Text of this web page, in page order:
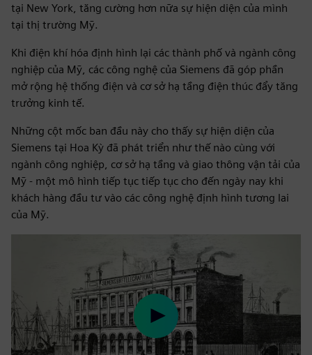
tại New York, tăng cường hơn nữa sự hiện diện của mình
tại thị trường Mỹ.
Khi điện khí hóa định hình lại các thành phố và ngành công
nghiệp của Mỹ, các công nghệ của Siemens đã góp phần
mở rộng hệ thống điện và cơ sở hạ tầng điện thúc đẩy tăng
trưởng kinh tế.
Những cột mốc ban đầu này cho thấy sự hiện diện của
Siemens tại Hoa Kỳ đã phát triển như thế nào cùng với
ngành công nghiệp, cơ sở hạ tầng và giao thông vận tải của
Mỹ - một mô hình tiếp tục tiếp tục cho đến ngày nay khi
khách hàng đầu tư vào các công nghệ định hình tương lai
của Mỹ.
Play